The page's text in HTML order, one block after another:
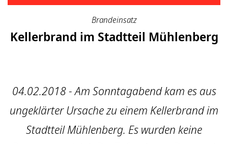
Brandeinsatz
Kellerbrand im Stadtteil Mühlenberg
04.02.2018 - Am Sonntagabend kam es aus
ungeklärter Ursache zu einem Kellerbrand im
Stadt­teil Mühlenberg. Es wurden keine